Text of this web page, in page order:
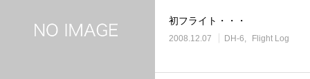
初フライト・・・
2008.12.07 DH-6 Flight Log